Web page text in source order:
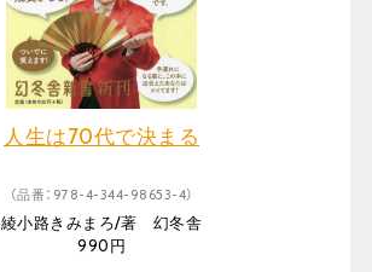
人生は70代で決まる
（品番：978-4-344-98653-4）
綾小路きみまろ/著 幻冬舎
990円